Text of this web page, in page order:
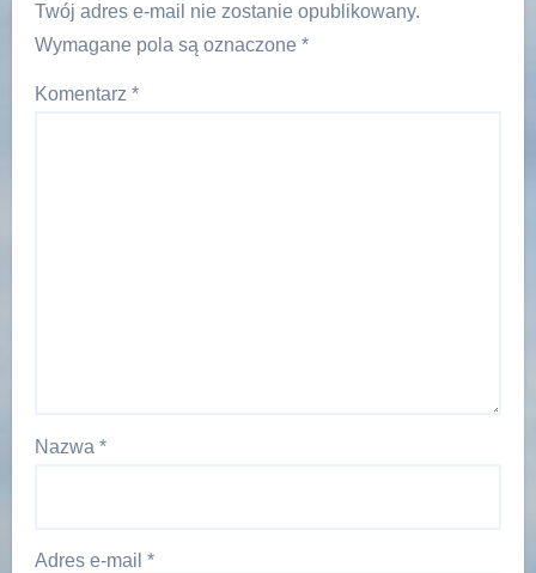
Twój adres e-mail nie zostanie opublikowany.
Wymagane pola są oznaczone *
Komentarz *
Nazwa *
Adres e-mail *